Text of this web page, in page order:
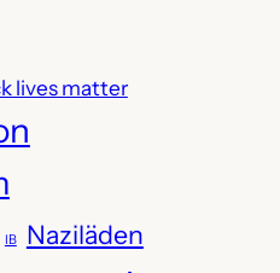
lives matter
IB Naziläden